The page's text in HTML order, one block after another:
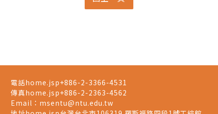
電話home.jsp+886-2-3366-4531
傳真home.jsp+886-2-2363-4562
Email： msentu@ntu.edu.tw